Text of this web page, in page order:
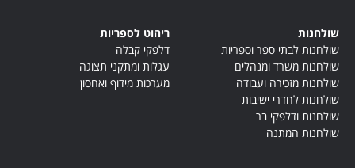
שולחנות
שולחנות לבתי ספר וספריות
שולחנות משרד ומנהלים
שולחנות מזכירה ועבודה
שולחנות לחדרי ישיבות
שולחנות ודלפקי בר
שולחנות המתנה
ריהוט לספריות
דלפקי קבלה
עגלות ומתקני תצוגה
מערכות מידוף ואחסון